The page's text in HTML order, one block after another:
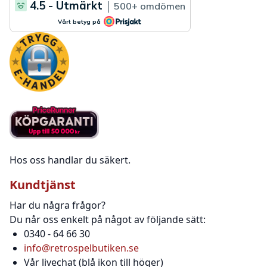
Hos oss handlar du säkert.
Kundtjänst
Har du några frågor?
Du når oss enkelt på något av följande sätt:
0340 - 64 66 30
info@retrospelbutiken.se
Vår livechat (blå ikon till höger)